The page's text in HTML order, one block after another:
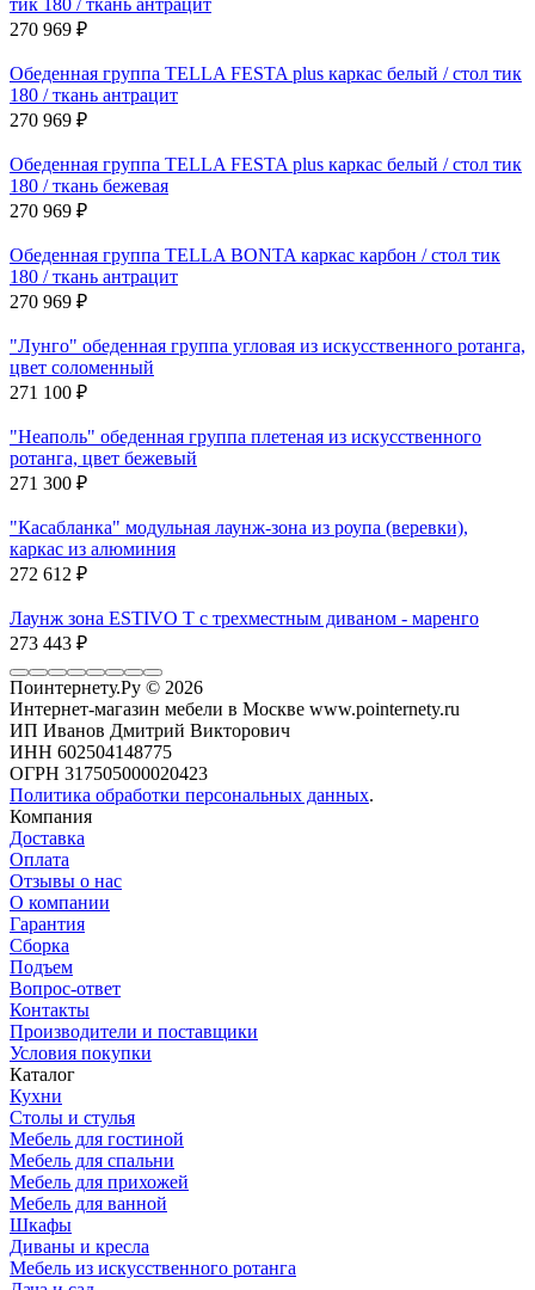
тик 180 / ткань антрацит
270 969 ₽
Обеденная группа TELLA FESTA plus каркас белый / стол тик
180 / ткань антрацит
270 969 ₽
Обеденная группа TELLA FESTA plus каркас белый / стол тик
180 / ткань бежевая
270 969 ₽
Обеденная группа TELLA BONTA каркас карбон / стол тик
180 / ткань антрацит
270 969 ₽
"Лунго" обеденная группа угловая из искусственного ротанга,
цвет соломенный
271 100 ₽
"Неаполь" обеденная группа плетеная из искусственного
ротанга, цвет бежевый
271 300 ₽
"Касабланка" модульная лаунж-зона из роупа (веревки),
каркас из алюминия
272 612 ₽
Лаунж зона ESTIVO T с трехместным диваном - маренго
273 443 ₽
Поинтернету.Ру © 2026
Интернет-магазин мебели в Москве www.pointernety.ru
ИП Иванов Дмитрий Викторович
ИНН 602504148775
ОГРН 317505000020423
Политика обработки персональных данных.
Компания
Доставка
Оплата
Отзывы о нас
О компании
Гарантия
Сборка
Подъем
Вопрос-ответ
Контакты
Производители и поставщики
Условия покупки
Каталог
Кухни
Столы и стулья
Мебель для гостиной
Мебель для спальни
Мебель для прихожей
Мебель для ванной
Шкафы
Диваны и кресла
Мебель из искусственного ротанга